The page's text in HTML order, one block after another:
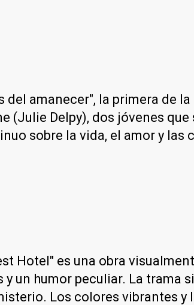
del amanecer", la primera de
(Julie Delpy), dos jóvenes
sobre la vida, el amor y las
Hotel" es una obra
un humor peculiar. La trama
Los colores vibrantes